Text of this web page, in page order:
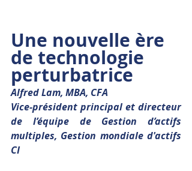
Une nouvelle ère
de technologie
perturbatrice
Alfred Lam, MBA, CFA
Vice-président principal et directeur
de l’équipe de Gestion d’actifs
multiples, Gestion mondiale d'actifs
CI